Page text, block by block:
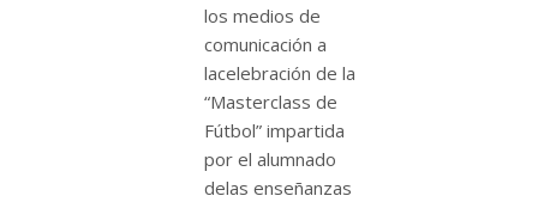
los medios de
comunicación a
lacelebración de la
“Masterclass de
Fútbol” impartida
por el alumnado
delas enseñanzas